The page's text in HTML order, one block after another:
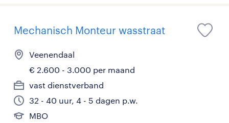
Mechanisch Monteur wasstraat
Veenendaal
€ 2.600 - 3.000 per maand
vast dienstverband
32 - 40 uur, 4 - 5 dagen p.w.
MBO